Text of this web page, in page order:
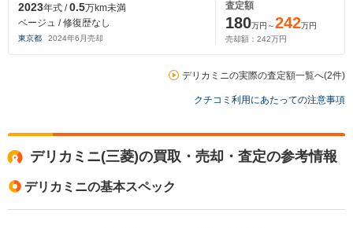
2023年式 /0.5万km未満
ベージュ / 修復歴なし
東京都 2024年6 月売却
査定額
180万円～242万円
売却額： 242万円
デリカミニの実際の査定額一覧へ(2件)
クチコミ利用にあたっての注意事項
デリカミニ(三菱)の買取・売却・査定の参考情報
デリカミニの基本スペック